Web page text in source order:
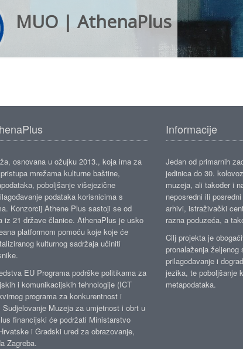
MUO | AthenaPlus
osnovana u ožujku 2013., koja ima za
mrežama kulturne baštine,
poboljšanje višejezične
podataka korisnicima s
Konzorcij Athene Plus sastoji se od
iz 21 države članice. AthenaPlus je usko
platformom pomoću koje koje će
kulturnog sadržaja učiniti
EU Programa podrške politikama za
i komunikacijskih tehnologije (ICT
programa za konkurentnost i
Muzeja za umjetnost i obrt u
financijski će podržati Ministarstvo
i Gradski ured za obrazovanje,
Zagreba.
Informacije
Jedan od primarnih
jedinica do 30.
muzeja, ali također i
neposredni ili
arhivi, istraživački
razna poduzeća, a
Cilj projekta je
pronalaženja
prilagođavanje i
jezika, te poboljšanje
metapodataka.